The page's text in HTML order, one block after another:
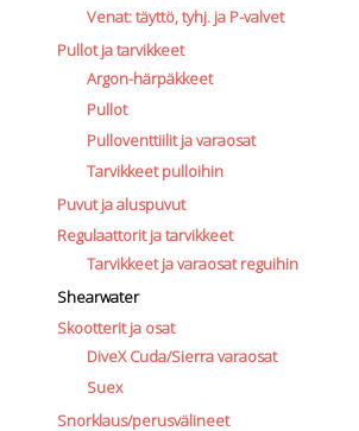
Venat: täyttö, tyhj. ja P-valvet
Pullot ja tarvikkeet
Argon-härpäkkeet
Pullot
Pulloventtiilit ja varaosat
Tarvikkeet pulloihin
Puvut ja aluspuvut
Regulaattorit ja tarvikkeet
Tarvikkeet ja varaosat reguihin
Shearwater
Skootterit ja osat
DiveX Cuda/Sierra varaosat
Suex
Snorklaus/perusvälineet